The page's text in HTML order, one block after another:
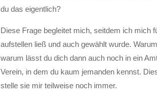
du das eigentlich?
Diese Frage begleitet mich, seitdem ich mich
aufstellen ließ und auch gewählt wurde.
warum lässt du dich dann auch noch in ein
Verein, in dem du kaum jemanden kennst.
stelle sie mir teilweise noch immer.